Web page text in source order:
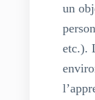
un
etc.).